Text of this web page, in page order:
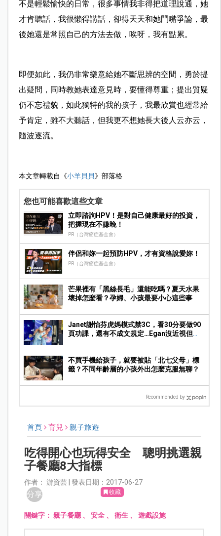
不是輕鬆愉快的日常，很多事情我非得把道理說通，她
才肯聽話，我很懶得講話，卻得天天和她鬥嘴爭論，最
後她還是常照自己的方法去做，唉呀，我有點累。
即便如此，我仍非常樂意給她不斷思辨的空間，勇於提
出疑問，同時教她表達意見時，要懂得尊重；提出質疑
仍不忘禮貌，如此獨特的我的孩子，我最欣賞也經常給
予肯定，雖不大聽話，但我更不想她長大後人云亦云，
隨波逐流。
本文章轉載自《小羊貝貝 》部落格
您也可能喜歡這些文章
立即諮詢HPV！是對自己健康最好的投資，
把握現在不嫌晚！
PR（台灣癌症基金會）
伴侶和妳一起預防HPV，才有資格說愛妳！
PR（台灣癌症基金會）
芒果裡有「黑絲長毛」還能吃嗎？夏天水果
壞掉怎麼看？孕婦、小孩最要小心這些事
Janet謝怡芬虎媽模式禁3C，看30分要做90
頁功課，還有不成文規定…Egan沒近視但求
不買手機給孩子，就要被貼「北七父母」標
籤？不同年齡層的小孩外出怎麼克服無聊？
Recommended by
首頁 育兒 親子旅遊
吃得開心也玩得安全 聰明挑選親
子餐廳8大指標
作者： 游資芸 | 發表日期：2017-06-27
分享 收藏
關鍵字：親子餐廳 、安全 、衛生 、遊戲設施